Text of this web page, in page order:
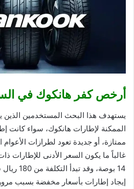
أرخص كفر هانكوك في
يستهدف هذا البحث المستخدمين الذين
الممكنة لإطارات هانكوك، سواء كانت
14 بوصة،
إيجاد إطارات بأسعار مخفضة بسبب مرور